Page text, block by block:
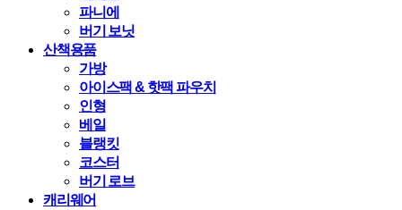
파니에
버기 보닛
산책용품
가방
아이스팩 & 핫팩 파우치
인형
베일
블랭킷
코스터
버기 로브
캐리웨어